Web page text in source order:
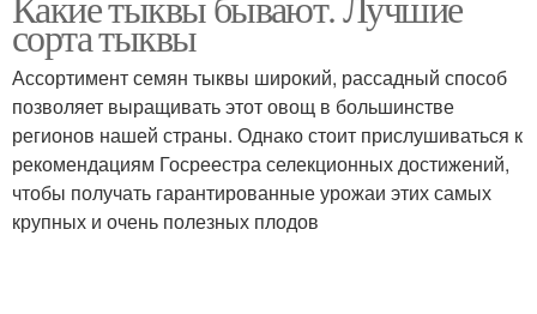
Мелкоплодные сорта Ранние сорта
Съедобные сорта Сахарный сорт
сорта тыквы
Ассортимент семян тыквы широкий, рассадный способ
позволяет выращивать этот овощ в большинстве
регионов нашей страны. Однако стоит прислушиваться к
рекомендациям Госреестра селекционных достижений,
чтобы получать гарантированные урожаи этих самых
крупных и очень полезных плодов